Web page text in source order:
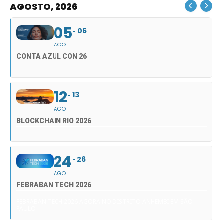
AGOSTO, 2026
05
AGO
06
CONTA AZUL CON 26
12
AGO
13
BLOCKCHAIN RIO 2026
24
AGO
26
FEBRABAN TECH 2026